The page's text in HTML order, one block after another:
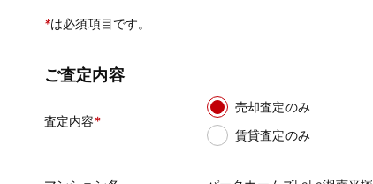
*は必須項目です。
ご査定内容
査定内容
売却査定のみ
賃貸査定のみ